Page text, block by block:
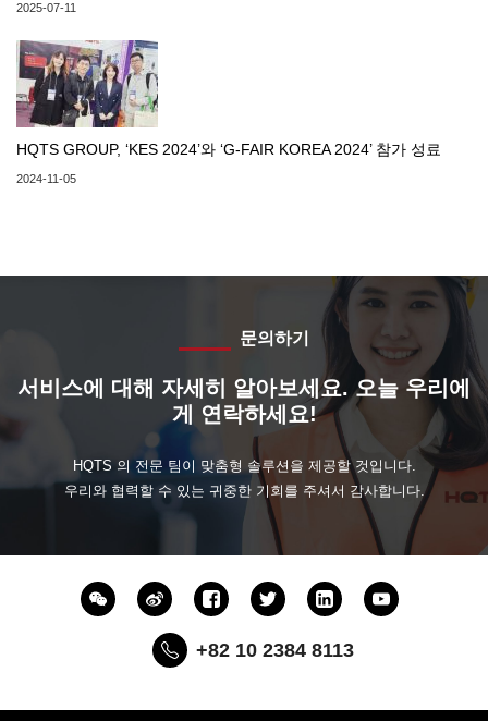
2025-07-11
HQTS GROUP, ‘KES 2024’와 ‘G-FAIR KOREA 2024’ 참가 성료
2024-11-05
문의하기
서비스에 대해 자세히 알아보세요. 오늘 우리에
게 연락하세요!
HQTS 의 전문 팀이 맞춤형 솔루션을 제공할 것입니다.
우리와 협력할 수 있는 귀중한 기회를 주셔서 감사합니다.
+82 10 2384 8113